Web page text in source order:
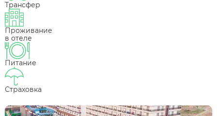
Трансфер
Проживание
в отеле
Питание
Страховка